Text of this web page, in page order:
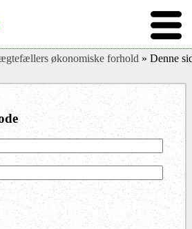
økonomiske forhold » Denne